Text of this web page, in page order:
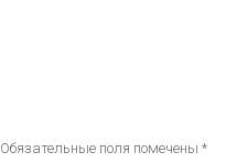
Обязательные поля помечены *